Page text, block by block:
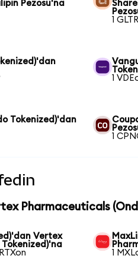
Pezosu'na
1
1
Tokenized)'dan
1
Pharmaceuticals
Vertex
1